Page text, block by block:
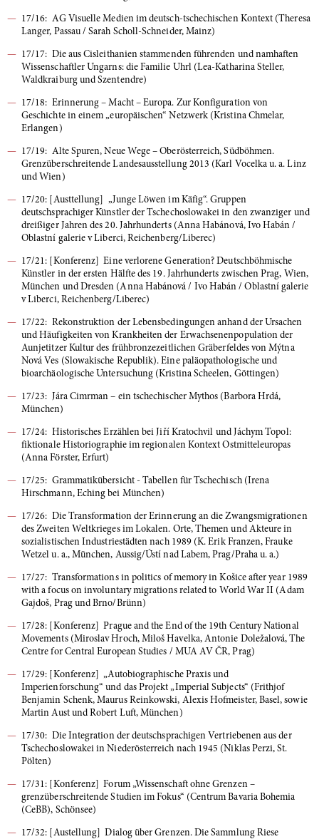
17/16: AG Visuelle Medien im deutsch-tschechischen Kontext (Theresa
Langer, Passau / Sarah Scholl-Schneider, Mainz)
17/17: Die aus Cisleithanien stammenden führenden und namhaften
Wissenschaftler Ungarns: die Familie Uhrl (Lea-Katharina Steller,
Waldkraiburg und Szentendre)
17/18: Erinnerung – Macht – Europa. Zur Konfiguration von
Geschichte in einem „europäischen“ Netzwerk (Kristina Chmelar,
Erlangen)
17/19: Alte Spuren, Neue Wege – Oberösterreich, Südböhmen.
Grenzüberschreitende Landesausstellung 2013 (Karl Vocelka u. a. Linz
und Wien)
17/20: [Austtellung] „Junge Löwen im Käfig“. Gruppen
deutschsprachiger Künstler der Tschechoslowakei in den zwanziger und
dreißiger Jahren des 20. Jahrhunderts (Anna Habánová, Ivo Habán /
Oblastní galerie v Liberci, Reichenberg/Liberec)
17/21: [Konferenz] Eine verlorene Generation? Deutschböhmische
Künstler in der ersten Hälfte des 19. Jahrhunderts zwischen Prag, Wien,
München und Dresden (Anna Habánová / Ivo Habán / Oblastní galerie
v Liberci, Reichenberg/Liberec)
17/22: Rekonstruktion der Lebensbedingungen anhand der Ursachen
und Häufigkeiten von Krankheiten der Erwachsenenpopulation der
Aunjetitzer Kultur des frühbronzezeitlichen Gräberfeldes von Mýtna
Nová Ves (Slowakische Republik). Eine paläopathologische und
bioarchäologische Untersuchung (Kristina Scheelen, Göttingen)
17/23: Jára Cimrman – ein tschechischer Mythos (Barbora Hrdá,
München)
17/24: Historisches Erzählen bei Jiří Kratochvil und Jáchym Topol:
fiktionale Historiographie im regionalen Kontext Ostmitteleuropas
(Anna Förster, Erfurt)
17/25: Grammatikübersicht - Tabellen für Tschechisch (Irena
Hirschmann, Eching bei München)
17/26: Die Transformation der Erinnerung an die Zwangsmigrationen
des Zweiten Weltkrieges im Lokalen. Orte, Themen und Akteure in
sozialistischen Industriestädten nach 1989 (K. Erik Franzen, Frauke
Wetzel u. a., München, Aussig/Ústí nad Labem, Prag/Praha u. a.)
17/27: Transformations in politics of memory in Košice after year 1989
with a focus on involuntary migrations related to World War II (Adam
Gajdoš, Prag und Brno/Brünn)
17/28: [Konferenz] Prague and the End of the 19th Century National
Movements (Miroslav Hroch, Miloš Havelka, Antonie Doležalová, The
Centre for Central European Studies / MUA AV ČR, Prag)
17/29: [Konferenz] „Autobiographische Praxis und
Imperienforschung“ und das Projekt „Imperial Subjects“ (Frithjof
Benjamin Schenk, Maurus Reinkowski, Alexis Hofmeister, Basel, sowie
Martin Aust und Robert Luft, München)
17/30: Die Integration der deutschsprachigen Vertriebenen aus der
Tschechoslowakei in Niederösterreich nach 1945 (Niklas Perzi, St.
Pölten)
17/31: [Konferenz] Forum „Wissenschaft ohne Grenzen –
grenzüberschreitende Studien im Fokus“ (Centrum Bavaria Bohemia
(CeBB), Schönsee)
17/32: [Austellung] Dialog über Grenzen. Die Sammlung Riese